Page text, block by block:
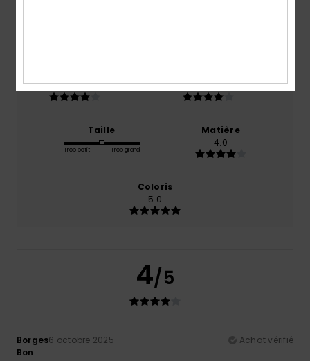
4.0
4.0
Taille
Trop petit Trop grand
Matière
4.0
Coloris
5.0
4/5
Borges6 octobre 2025
Achat vérifié
Bon